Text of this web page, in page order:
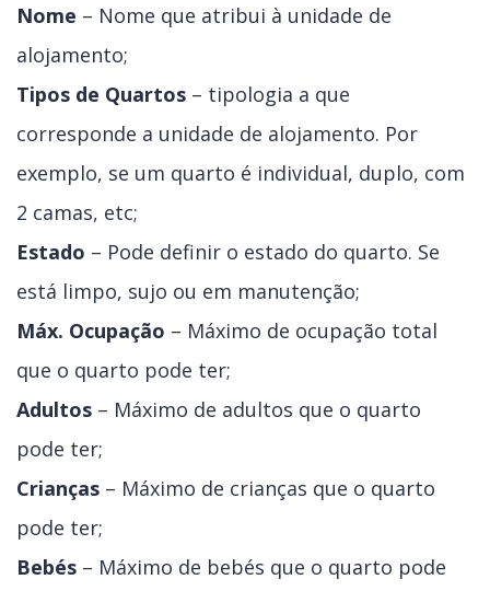
Nome – Nome que atribui à unidade de
alojamento;
Tipos de Quartos – tipologia a que
corresponde a unidade de alojamento. Por
exemplo, se um quarto é individual, duplo, com
2 camas, etc;
Estado – Pode definir o estado do quarto. Se
está limpo, sujo ou em manutenção;
Máx. Ocupação – Máximo de ocupação total
que o quarto pode ter;
Adultos – Máximo de adultos que o quarto
pode ter;
Crianças – Máximo de crianças que o quarto
pode ter;
Bebés – Máximo de bebés que o quarto pode